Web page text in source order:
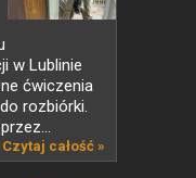
w Lublinie
ćwiczenia
rozbiórki.
Czytaj całość »